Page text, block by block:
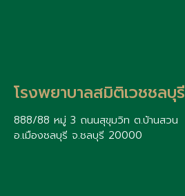
โรงพยาบาลสมิติเวชชลบุรี
888/88 หมู่ 3 ถนนสุขุมวิท ต.บ้านสวน
อ.เมืองชลบุรี จ.ชลบุรี 20000